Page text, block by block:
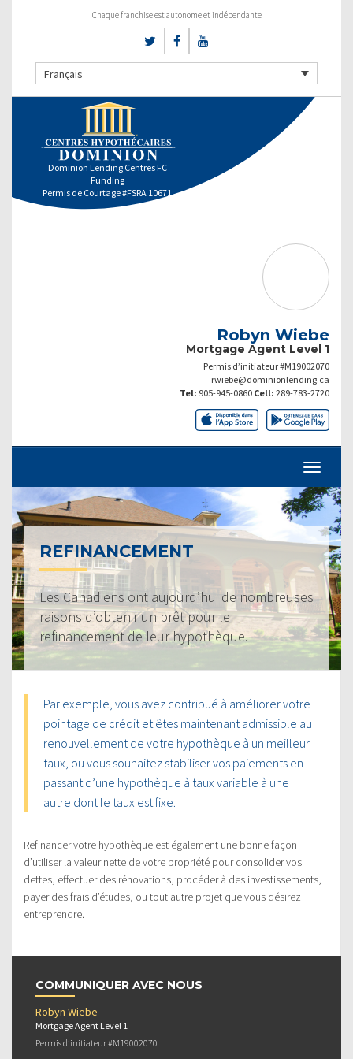
Chaque franchise est autonome et indépendante
Français
Dominion Lending Centres FC
Funding
Permis de Courtage #FSRA 10671
Robyn Wiebe
Mortgage Agent Level 1
Permis d’initiateur #M19002070
rwiebe@dominionlending.ca
Tel: 905-945-0860 Cell: 289-783-2720
REFINANCEMENT
Les Canadiens ont aujourd’hui de nombreuses
raisons d’obtenir un prêt pour le
refinancement de leur hypothèque.
Par exemple, vous avez contribué à améliorer votre
pointage de crédit et êtes maintenant admissible au
renouvellement de votre hypothèque à un meilleur
taux, ou vous souhaitez stabiliser vos paiements en
passant d’une hypothèque à taux variable à une
autre dont le taux est fixe.
Refinancer votre hypothèque est également une bonne façon
d’utiliser la valeur nette de votre propriété pour consolider vos
dettes, effectuer des rénovations, procéder à des investissements,
payer des frais d’études, ou tout autre projet que vous désirez
entreprendre.
COMMUNIQUER AVEC NOUS
Robyn Wiebe
Mortgage Agent Level 1
Permis d’initiateur #M19002070